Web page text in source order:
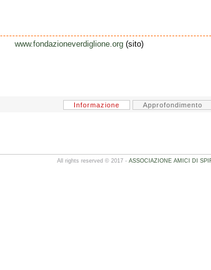
www.fondazioneverdiglione.org (sito)
Informazione Approfondimento
All rights reserved © 2017 - ASSOCIAZIONE AMICI DI